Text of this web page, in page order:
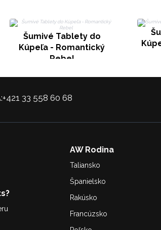
Šumivé Tablety do
Kúpeľa - Romantický
Rebel
+421 33 558 60 68
AW Rodina
Taliansko
Španielsko
Rakúsko
Francúzsko